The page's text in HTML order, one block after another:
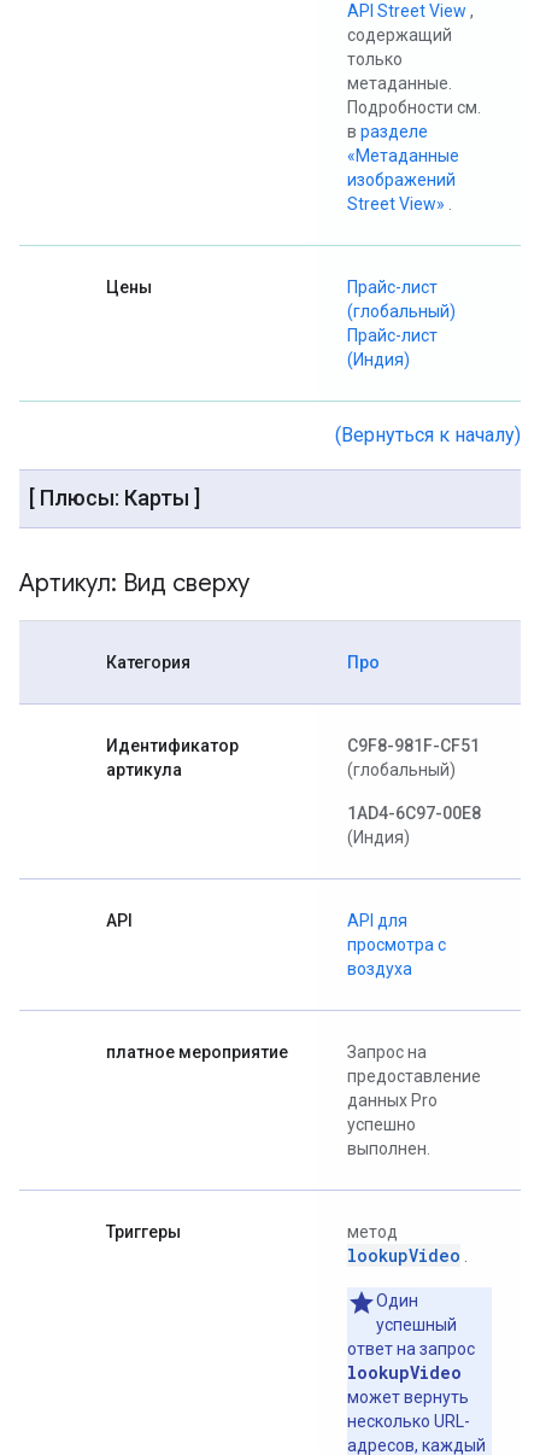
API Street View ,
содержащий
только
метаданные.
Подробности см.
в разделе
«Метаданные
изображений
Street View»
Цены
Прайс-лист
(глобальный)
Прайс-лист
(Индия)
(Вернуться к началу)
[ Плюсы: Карты ]
Артикул: Вид сверху
Категория Про
Идентификатор
артикула
C9F8-981F-CF51
(глобальный)
1AD4-6C97-00E8
(Индия)
API
API для
просмотра с
воздуха
платное мероприятие
Запрос на
предоставление
данных Pro
успешно
выполнен.
Триггеры метод
lookupVideo
Один
успешный
ответ на запрос
lookupVideo
может вернуть
несколько URL-
адресов, каждый